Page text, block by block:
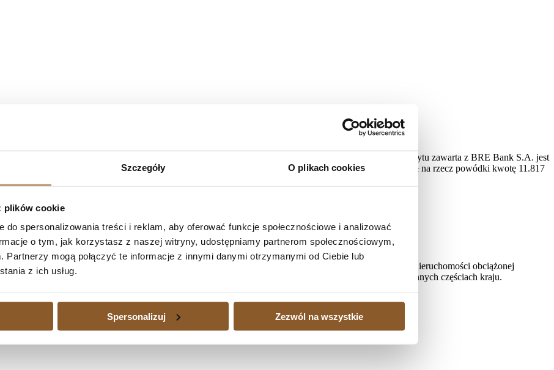
Szczegóły O plikach cookies
plików cookie
do spersonalizowania treści i reklam, aby oferować funkcje społecznościowe i analizować
o tym, jak korzystasz z naszej witryny, udostępniamy partnerom społecznościowym,
Partnerzy mogą połączyć te informacje z innymi danymi otrzymanymi od Ciebie lub
z ich usług.
Spersonalizuj Zezwól na wszystkie
S.A. – umowa kredytu nieważna w całości
wyrokiem z dnia 22 stycznia 2024 roku (sygn. akt: I C 1327/22) na rozprawie ustalił, że umowa kredytu zawarta z BRE Bank S.A. jest
odsetkami za opóźnienie od tej kwoty od dnia 4 października 2022 roku do dnia zapłaty; zasądził na rzecz powódki kwotę 11.817
za opóźnienie od tej kwoty od dnia uprawomocnienia się orzeczenia do dnia zapłaty.
kredytu nieważna w całości
nieważna w całościNastępny
waloryzowanego do waluty jest dużym obciążeniem, a także wtedy, gdy istnieje potrzeba sprzedaży nieruchomości obciążonej
się również sprawami kredytów waloryzowanych do walut udzielonych kredytobiorcom także w innych częściach kraju.